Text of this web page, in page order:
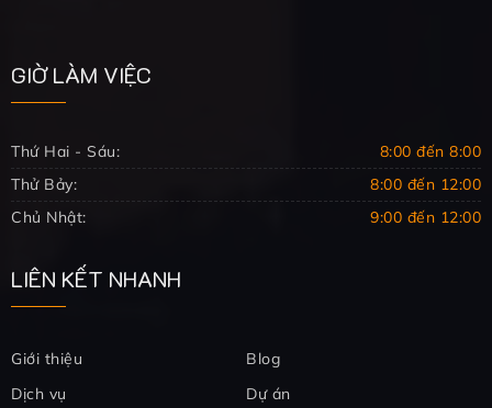
GIỜ LÀM VIỆC
Thứ Hai - Sáu:
8:00 đến 8:00
Thử Bảy:
8:00 đến 12:00
Chủ Nhật:
9:00 đến 12:00
LIÊN KẾT NHANH
Giới thiệu
Blog
Dịch vụ
Dự án